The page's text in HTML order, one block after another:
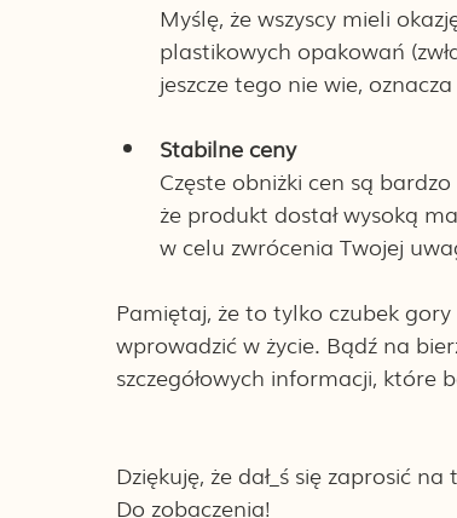
Myślę, że wszyscy mieli
plastikowych opakowań
jeszcze tego nie wie,
Stabilne ceny
Częste obniżki cen są
że produkt dostał wysoką
w celu zwrócenia Twojej
Pamiętaj, że to tylko czubek
wprowadzić w życie. Bądź na
szczegółowych informacji, które
Dziękuję, że dał_ś się zaprosić
Do zobaczenia!